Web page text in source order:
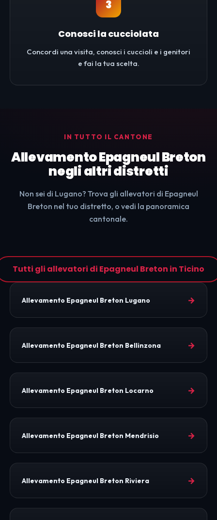
3
Conosci la cucciolata
Concordi una visita, conosci i cuccioli e i genitori
e fai la tua scelta.
IN TUTTO IL CANTONE
Allevamento Epagneul Breton
negli altri distretti
Non sei di Lugano? Trova gli allevatori di Epagneul
Breton nel tuo distretto, o vedi la panoramica
cantonale.
Tutti gli allevatori di Epagneul Breton in Ticino
Allevamento Epagneul Breton Lugano →
Allevamento Epagneul Breton Bellinzona →
Allevamento Epagneul Breton Locarno →
Allevamento Epagneul Breton Mendrisio →
Allevamento Epagneul Breton Riviera →